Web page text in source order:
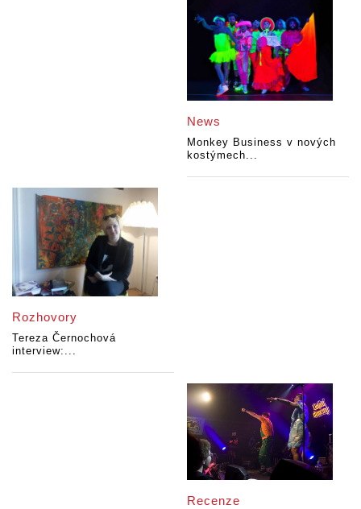
News
Monkey Business v nových
kostýmech...
Rozhovory
Tereza Černochová
interview:...
Recenze